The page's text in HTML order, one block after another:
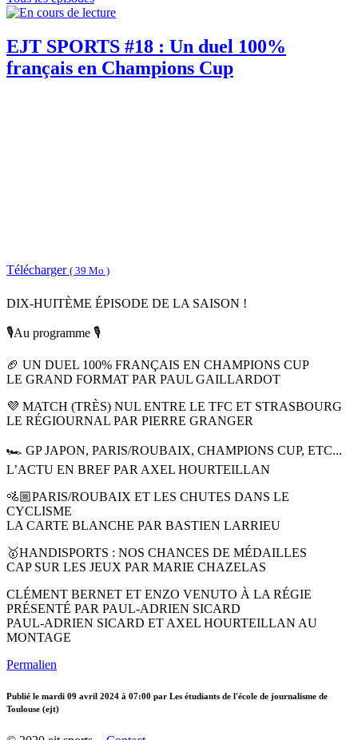
EJT SPORTS #18 : Un duel 100%
français en Champions Cup
Télécharger ( 39 Mo )
DIX-HUITÈME ÉPISODE DE LA SAISON !
🎙️Au programme 🎙️
🏈 UN DUEL 100% FRANÇAIS EN CHAMPIONS CUP
LE GRAND FORMAT PAR PAUL GAILLARDOT
💜 MATCH (TRÈS) NUL ENTRE LE TFC ET STRASBOURG
LE RÉGIOURNAL PAR PIERRE GRANGER
🏎️ GP JAPON, PARIS/ROUBAIX, CHAMPIONS CUP, ETC...
L’ACTU EN BREF PAR AXEL HOURTEILLAN
🚵🏼PARIS/ROUBAIX ET LES CHUTES DANS LE
CYCLISME
LA CARTE BLANCHE PAR BASTIEN LARRIEU
🥇HANDISPORTS : NOS CHANCES DE MÉDAILLES
CAP SUR LES JEUX PAR MARIE CHAZELAS
CLÉMENT BERNET ET ENZO VENUTO À LA RÉGIE
PRÉSENTÉ PAR PAUL-ADRIEN SICARD
PAUL-ADRIEN SICARD ET AXEL HOURTEILLAN AU
MONTAGE
Permalien
Publié le mardi 09 avril 2024 à 07:00 par Les étudiants de l'école de journalisme de
Toulouse (ejt)